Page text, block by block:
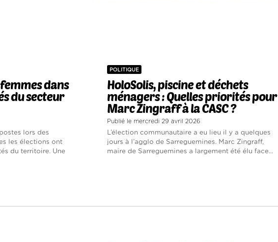
dans
du secteur
lors des
les élections ont
du territoire. Une
POLITIQUE
HoloSolis, piscine et déchets
ménagers : Quelles priorités pour
Marc Zingraff à la CASC ?
Publié le mercredi 29 avril 2026
L’élection communautaire a eu lieu il y a quelques
jours à l’agglo de Sarreguemines. Marc Zingraff,
maire de Sarreguemines a largement été élu face...